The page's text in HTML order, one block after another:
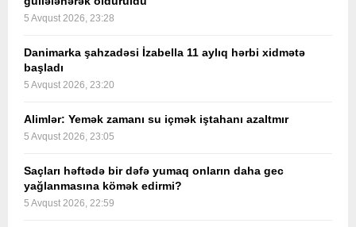
5 Avqust 2026, 23:28
Danimarka şahzadəsi İzabella 11 aylıq hərbi xidmətə
başladı
5 Avqust 2026, 23:20
Alimlər: Yemək zamanı su içmək iştahanı azaltmır
5 Avqust 2026, 23:05
Saçları həftədə bir dəfə yumaq onların daha gec
yağlanmasına kömək edirmi?
5 Avqust 2026, 22:59